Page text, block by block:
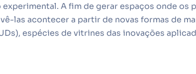
A fim de gerar espaços onde os
las acontecer a partir de novas formas de
espécies de vitrines das inovações